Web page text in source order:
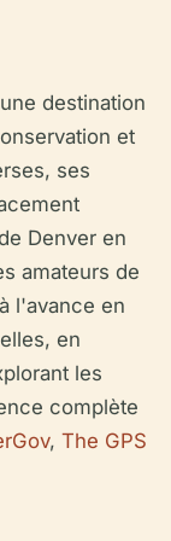
destination
et
ses
Denver en
amateurs de
l'avance en
en
les
complète
, The GPS